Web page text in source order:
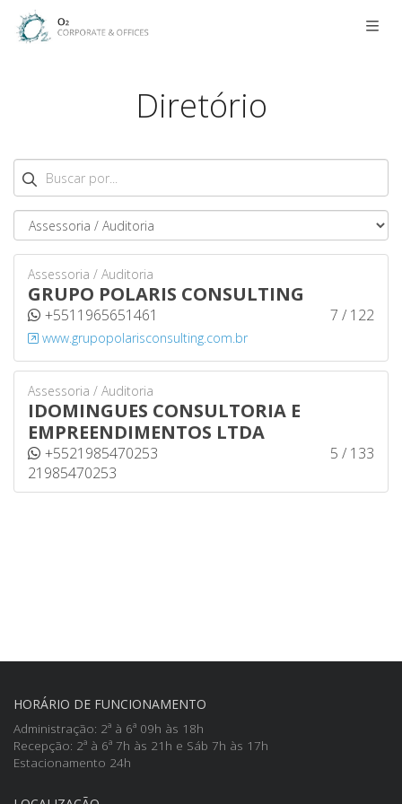
Menu
Diretório
Buscar
Assessoria / Auditoria
GRUPO POLARIS CONSULTING
7 / 122
+5511965651461
www.grupopolarisconsulting.com.br
Assessoria / Auditoria
IDOMINGUES CONSULTORIA E
EMPREENDIMENTOS LTDA
5 / 133
+5521985470253
21985470253
HORÁRIO DE FUNCIONAMENTO
Administração: 2ª à 6ª 09h às 18h
Recepção: 2ª à 6ª 7h às 21h e Sáb 7h às 17h
Estacionamento 24h